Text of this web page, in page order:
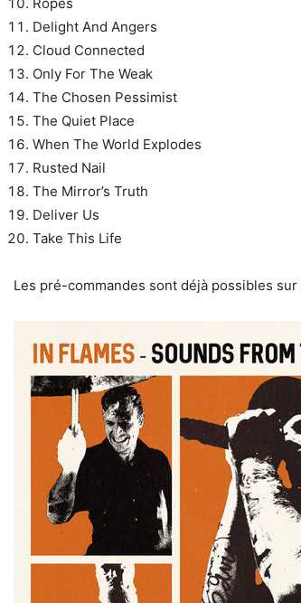
Delight And Angers
Cloud Connected
Only For The Weak
The Chosen Pessimist
The Quiet Place
When The World Explodes
Rusted Nail
The Mirror’s Truth
Deliver Us
Take This Life
Les pré-commandes sont déjà possibles sur